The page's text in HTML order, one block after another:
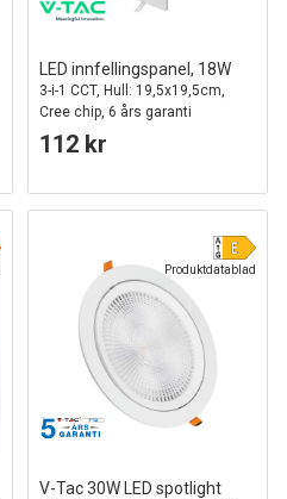
LED innfellingspanel, 18W
3-i-1 CCT, Hull: 19,5x19,5cm,
Cree chip, 6 års garanti
112 kr
Produktdatablad
V-Tac 30W LED spotlight